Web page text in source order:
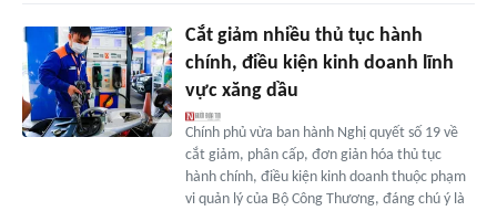
Cắt giảm nhiều thủ tục hành
chính, điều kiện kinh doanh lĩnh
vực xăng dầu
Chính phủ vừa ban hành Nghị quyết số 19 về
cắt giảm, phân cấp, đơn giản hóa thủ tục
hành chính, điều kiện kinh doanh thuộc phạm
vi quản lý của Bộ Công Thương, đáng chú ý là